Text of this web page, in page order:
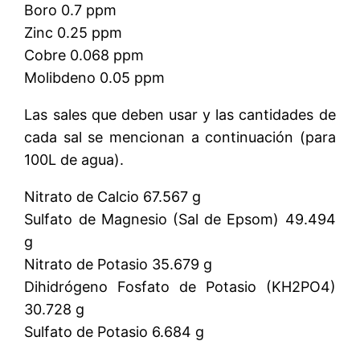
Boro 0.7 ppm
Zinc 0.25 ppm
Cobre 0.068 ppm
Molibdeno 0.05 ppm
Las sales que deben usar y las cantidades de
cada sal se mencionan a continuación (para
100L de agua).
Nitrato de Calcio 67.567 g
Sulfato de Magnesio (Sal de Epsom) 49.494
g
Nitrato de Potasio 35.679 g
Dihidrógeno Fosfato de Potasio (KH2PO4)
30.728 g
Sulfato de Potasio 6.684 g